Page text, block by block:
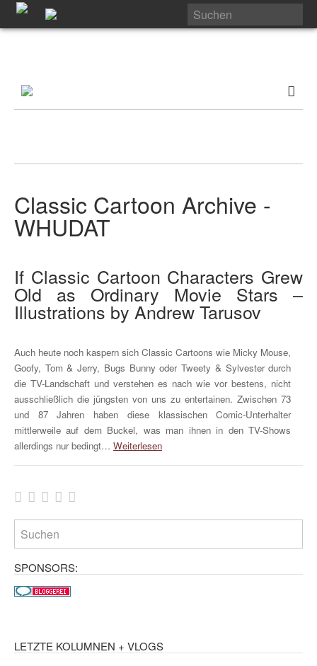
Classic Cartoon Archive -
WHUDAT
If Classic Cartoon Characters Grew
Old as Ordinary Movie Stars –
Illustrations by Andrew Tarusov
Auch heute noch kaspern sich Classic Cartoons wie Micky Mouse,
Goofy, Tom & Jerry, Bugs Bunny oder Tweety & Sylvester durch
die TV-Landschaft und verstehen es nach wie vor bestens, nicht
ausschließlich die jüngsten von uns zu entertainen. Zwischen 73
und 87 Jahren haben diese klassischen Comic-Unterhalter
mittlerweile auf dem Buckel, was man ihnen in den TV-Shows
allerdings nur bedingt… Weiterlesen
SPONSORS:
LETZTE KOLUMNEN + VLOGS